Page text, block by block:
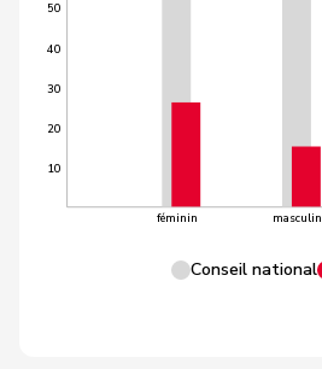
10
20
30
40
50
féminin masculin
Conseil national